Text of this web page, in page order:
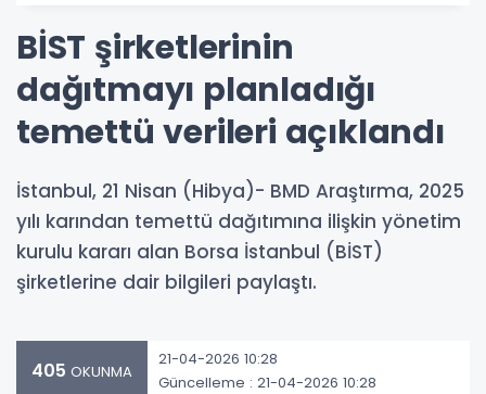
BİST şirketlerinin
dağıtmayı planladığı
temettü verileri açıklandı
İstanbul, 21 Nisan (Hibya)- BMD Araştırma, 2025
yılı karından temettü dağıtımına ilişkin yönetim
kurulu kararı alan Borsa İstanbul (BİST)
şirketlerine dair bilgileri paylaştı.
405 OKUNMA
21-04-2026 10:28
Güncelleme : 21-04-2026 10:28